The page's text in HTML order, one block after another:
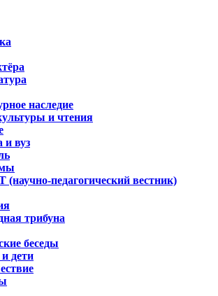
наследие
и чтения
вуз
педагогический вестник)
трибуна
беседы
дети